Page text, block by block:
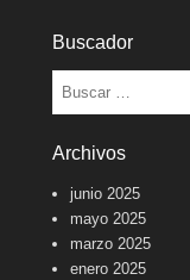
Buscador
Buscar
Archivos
junio 2025
mayo 2025
marzo 2025
enero 2025